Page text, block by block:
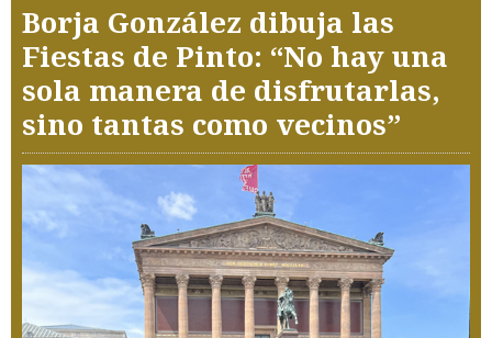
Borja González dibuja las
Fiestas de Pinto: “No hay una
sola manera de disfrutarlas,
sino tantas como vecinos”